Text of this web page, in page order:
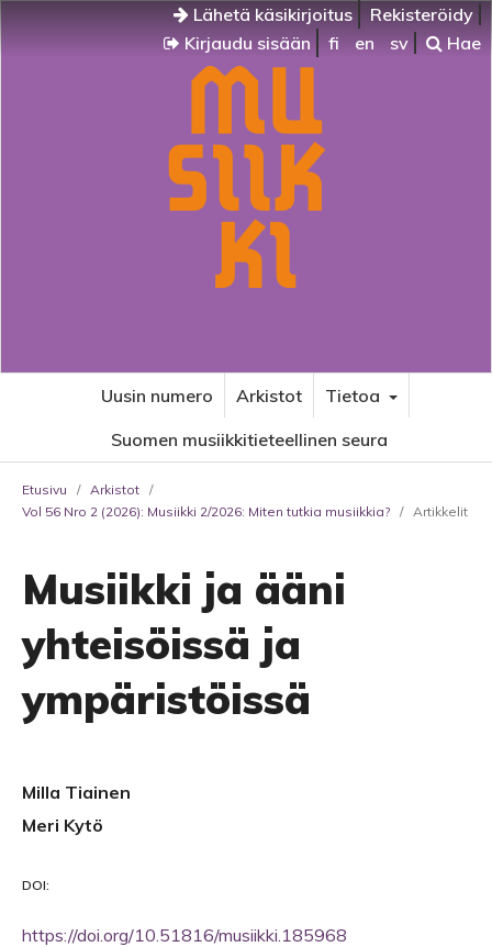
Lähetä käsikirjoitus
Rekisteröidy
Kirjaudu sisään
fi en sv Hae
Uusin numero Arkistot
Tietoa
Suomen musiikkitieteellinen seura
Etusivu / Arkistot /
Vol 56 Nro 2 (2026): Musiikki 2/2026: Miten tutkia musiikkia? / Artikkelit
Musiikki ja ääni
yhteisöissä ja
ympäristöissä
Milla Tiainen
Meri Kytö
DOI:
https://doi.org/10.51816/musiikki.185968